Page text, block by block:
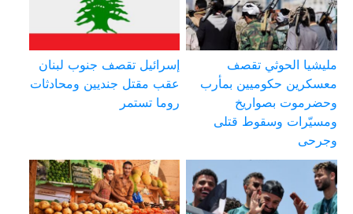
مليشيا الحوثي تقصف
معسكرين حكوميين بمأرب
وحضرموت بصواريخ
ومسيّرات وسقوط قتلى
وجرحى
إسرائيل تقصف جنوب لبنان
عقب مقتل جنديين ومحادثات
روما تستمر